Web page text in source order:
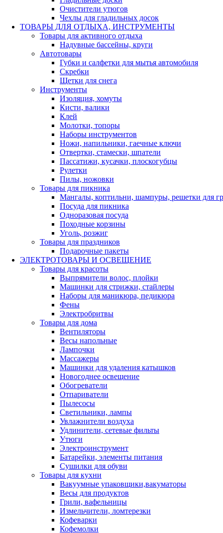
Очистители утюгов
Чехлы для гладильных досок
ТОВАРЫ ДЛЯ ОТДЫХА, ИНСТРУМЕНТЫ
Товары для активного отдыха
Надувные бассейны, круги
Автотовары
Губки и салфетки для мытья автомобиля
Скребки
Щетки для снега
Инструменты
Изоляция, хомуты
Кисти, валики
Клей
Молотки, топоры
Наборы инструментов
Ножи, напильники, гаечные ключи
Отвертки, стамески, шпатели
Пассатижи, кусачки, плоскогубцы
Рулетки
Пилы, ножовки
Товары для пикника
Мангалы, коптильни, шампуры, решетки для
Посуда для пикника
Одноразовая посуда
Походные корзины
Уголь, розжиг
Товары для праздников
Подарочные пакеты
ЭЛЕКТРОТОВАРЫ И ОСВЕЩЕНИЕ
Товары для красоты
Выпрямители волос, плойки
Машинки для стрижки, стайлеры
Наборы для маникюра, педикюра
Фены
Электробритвы
Товары для дома
Вентиляторы
Весы напольные
Лампочки
Массажеры
Машинки для удаления катышков
Новогоднее освещение
Обогреватели
Отпариватели
Пылесосы
Светильники, лампы
Увлажнители воздуха
Удлинители, сетевые фильты
Утюги
Электроинструмент
Батарейки, элементы питания
Сушилки для обуви
Товары для кухни
Вакуумные упаковщики,вакуматоры
Весы для продуктов
Грили, вафельницы
Измельчители, ломтерезки
Кофеварки
Кофемолки